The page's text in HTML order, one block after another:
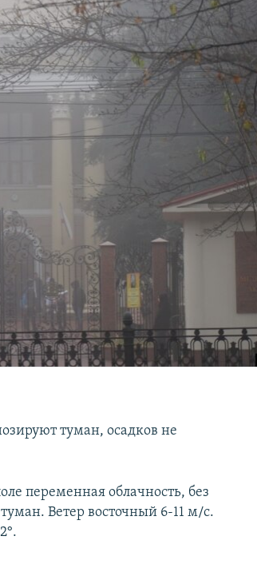
туман, осадков не
переменная облачность, без
Ветер восточный 6-11 м/с.